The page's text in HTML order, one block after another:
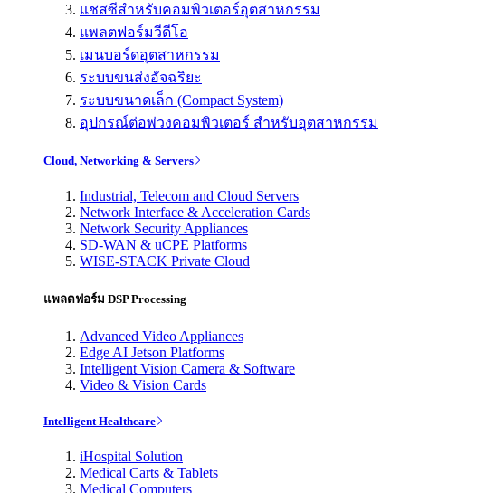
แชสซีสำหรับคอมพิวเตอร์อุตสาหกรรม
แพลตฟอร์มวีดีโอ
เมนบอร์ดอุตสาหกรรม
ระบบขนส่งอัจฉริยะ
ระบบขนาดเล็ก (Compact System)
อุปกรณ์ต่อพ่วงคอมพิวเตอร์ สำหรับอุตสาหกรรม
Cloud, Networking & Servers
Industrial, Telecom and Cloud Servers
Network Interface & Acceleration Cards
Network Security Appliances
SD-WAN & uCPE Platforms
WISE-STACK Private Cloud
แพลตฟอร์ม DSP Processing
Advanced Video Appliances
Edge AI Jetson Platforms
Intelligent Vision Camera & Software
Video & Vision Cards
Intelligent Healthcare
iHospital Solution
Medical Carts & Tablets
Medical Computers